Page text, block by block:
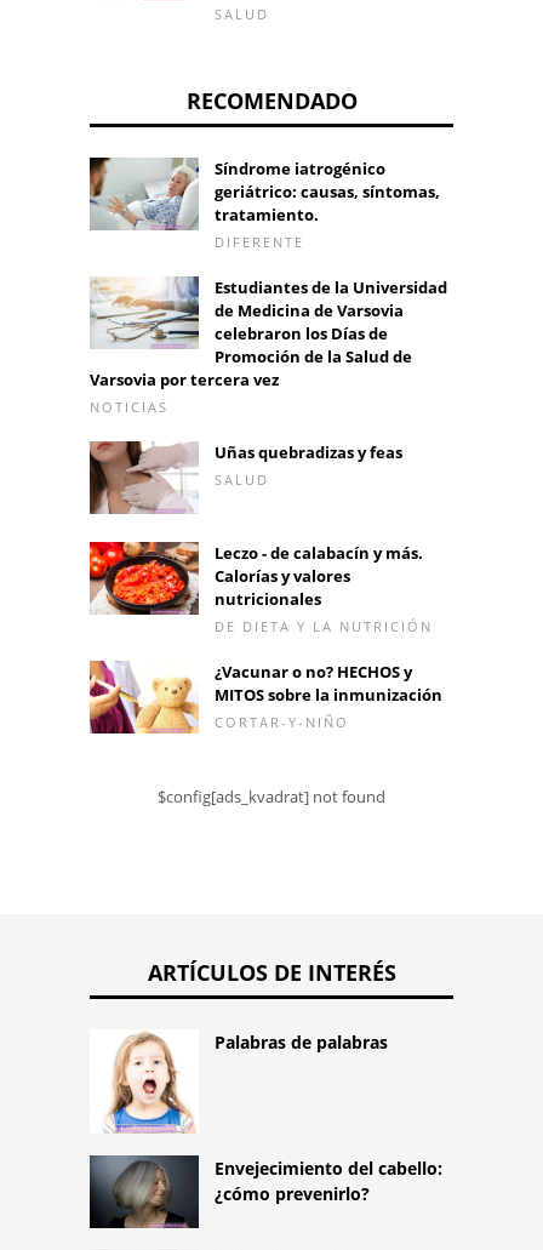
SALUD
RECOMENDADO
Síndrome iatrogénico
geriátrico: causas, síntomas,
tratamiento.
DIFERENTE
Estudiantes de la Universidad
de Medicina de Varsovia
celebraron los Días de
Promoción de la Salud de
Varsovia por tercera vez
NOTICIAS
Uñas quebradizas y feas
SALUD
Leczo - de calabacín y más.
Calorías y valores
nutricionales
DE DIETA Y LA NUTRICIÓN
¿Vacunar o no? HECHOS y
MITOS sobre la inmunización
CORTAR-Y-NIÑO
$config[ads_kvadrat] not found
ARTÍCULOS DE INTERÉS
Palabras de palabras
Envejecimiento del cabello:
¿cómo prevenirlo?